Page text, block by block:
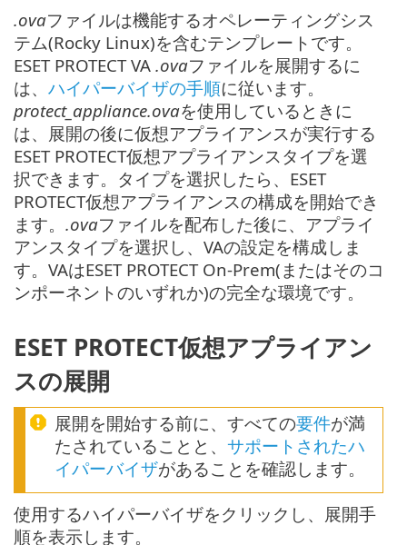
.ovaファイルは機能するオペレーティングシス
テム(Rocky Linux)を含むテンプレートです。
ESET PROTECT VA .ovaファイルを展開するに
は、 ハイパーバイザの手順に従います。
protect_appliance.ovaを使用しているときに
は、展開の後に仮想アプライアンスが実行する
ESET PROTECT仮想アプライアンスタイプを選
択できます。タイプを選択したら、ESET
PROTECT仮想アプライアンスの構成を開始でき
ます。 .ovaファイルを配布した後に、アプライ
アンスタイプを選択し、VAの設定を構成しま
す。VAはESET PROTECT On-Prem(またはそのコ
ンポーネントのいずれか)の完全な環境です。
ESET PROTECT仮想アプライアン
スの展開
展開を開始する前に、すべての要件が満
たされていることと、 サポートされたハ
イパーバイザがあることを確認します。
使用するハイパーバイザをクリックし、展開手
順を表示します。